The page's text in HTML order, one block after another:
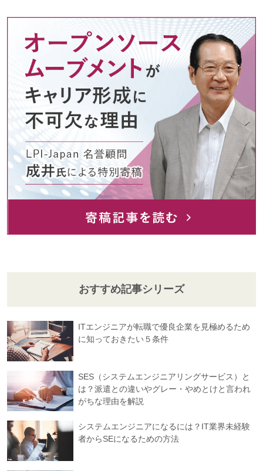
おすすめ記事シリーズ
ITエンジニアが転職で優良企業を見極めるため
に知っておきたい５条件
SES（システムエンジニアリングサービス）と
は？派遣との違いやグレー・やめとけと言われ
がちな理由を解説
システムエンジニアになるには？IT業界未経験
者からSEになるための方法